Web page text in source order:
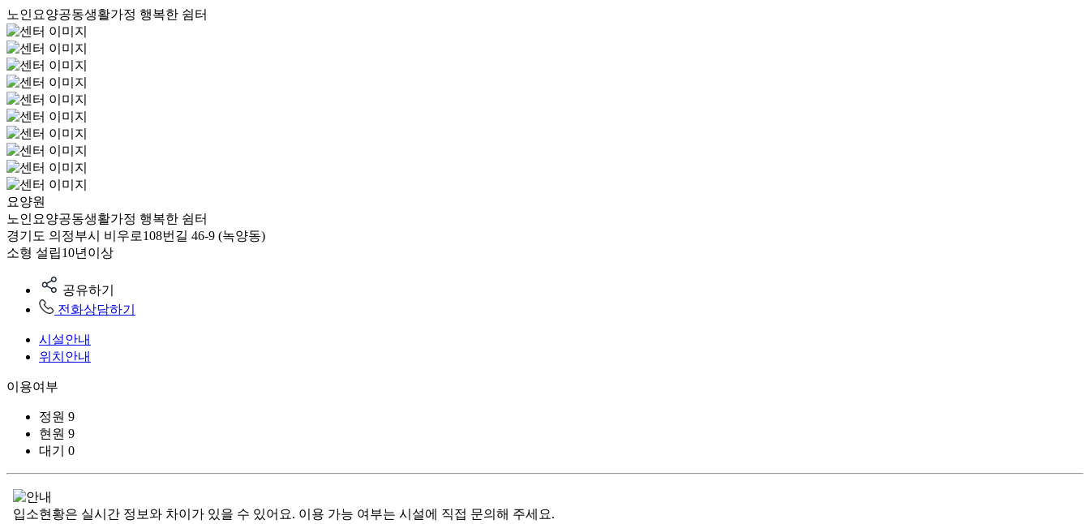
노인요양공동생활가정 행복한 쉼터
요양원
노인요양공동생활가정 행복한 쉼터
경기도 의정부시 비우로108번길 46-9 (녹양동)
소형 설립10년이상
공유하기
전화상담하기
시설안내
위치안내
이용여부
정원 9
현원 9
대기
0
입소현황은 실시간 정보와 차이가 있을 수 있어요. 이용 가능 여부는 시설에 직접 문의해 주세요.